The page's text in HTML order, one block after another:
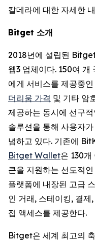
칼데라에 대한 자세한
Bitget 소개
2018년에 설립된
웹3 업체이다. 150여
에게 서비스를 제공중
더리움 가격 및 기타 암
제공하는 동시에 선구
솔루션을 통해 사용자
념하고 있다. 기존에
Bitget Wallet은 130개
큰을 지원하는 선도적
플랫폼에 내장된 고급
인 거래, 스테이킹, 결
접 액세스를 제공한다.
Bitget은 세계 최고의